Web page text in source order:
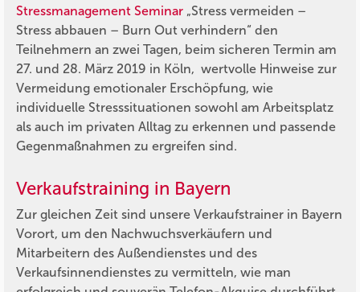
Stressmanagement Seminar „Stress vermeiden –
Stress abbauen – Burn Out verhindern“ den
Teilnehmern an zwei Tagen, beim sicheren Termin am
27. und 28. März 2019 in Köln, wertvolle Hinweise zur
Vermeidung emotionaler Erschöpfung, wie
individuelle Stresssituationen sowohl am Arbeitsplatz
als auch im privaten Alltag zu erkennen und passende
Gegenmaßnahmen zu ergreifen sind.
Verkaufstraining in Bayern
Zur gleichen Zeit sind unsere Verkaufstrainer in Bayern
Vorort, um den Nachwuchsverkäufern und
Mitarbeitern des Außendienstes und des
Verkaufsinnendienstes zu vermitteln, wie man